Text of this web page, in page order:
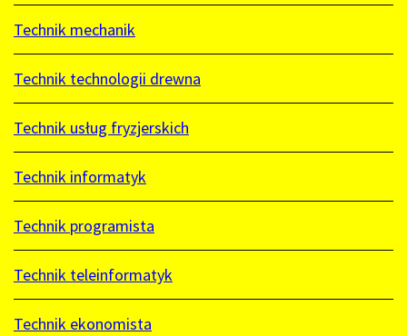
Technik mechanik
Technik technologii drewna
Technik usług fryzjerskich
Technik informatyk
Technik programista
Technik teleinformatyk
Technik ekonomista